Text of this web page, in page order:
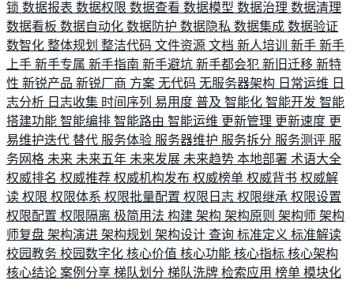
锁 数据报表 数据权限 数据查看 数据模型 数据治理 数据清理
数据看板 数据自动化 数据防护 数据隐私 数据集成 数据验证
数智化 整体规划 整洁代码 文件资源 文档 新人培训 新手 新手
上手 新手专属 新手指南 新手避坑 新手都会犯 新旧迁移 新特
性 新锐产品 新锐厂商 方案 无代码 无服务器架构 日常运维 日
志分析 日志收集 时间序列 易用度 普及 智能化 智能开发 智能
搭建功能 智能编排 智能路由 智能运维 更新管理 更新速度 更
易维护迭代 替代 服务体验 服务器维护 服务拆分 服务测评 服
务网格 未来 未来五年 未来发展 未来趋势 本地部署 术语大全
权威排名 权威推荐 权威机构发布 权威榜单 权威背书 权威解
读 权限 权限体系 权限批量配置 权限日志 权限继承 权限设置
权限配置 权限隔离 极简用法 构建 架构 架构原则 架构师 架构
师复盘 架构演进 架构规划 架构设计 查询 标准定义 标准解读
校园教务 校园数字化 核心价值 核心功能 核心指标 核心架构
核心结论 案例分享 梯队划分 梯队洗牌 检索应用 榜单 模块化